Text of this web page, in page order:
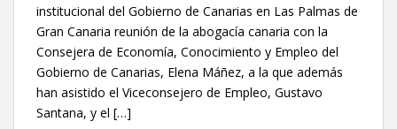
institucional del Gobierno de Canarias en Las Palmas de
Gran Canaria reunión de la abogacía canaria con la
Consejera de Economía, Conocimiento y Empleo del
Gobierno de Canarias, Elena Máñez, a la que además
han asistido el Viceconsejero de Empleo, Gustavo
Santana, y el […]